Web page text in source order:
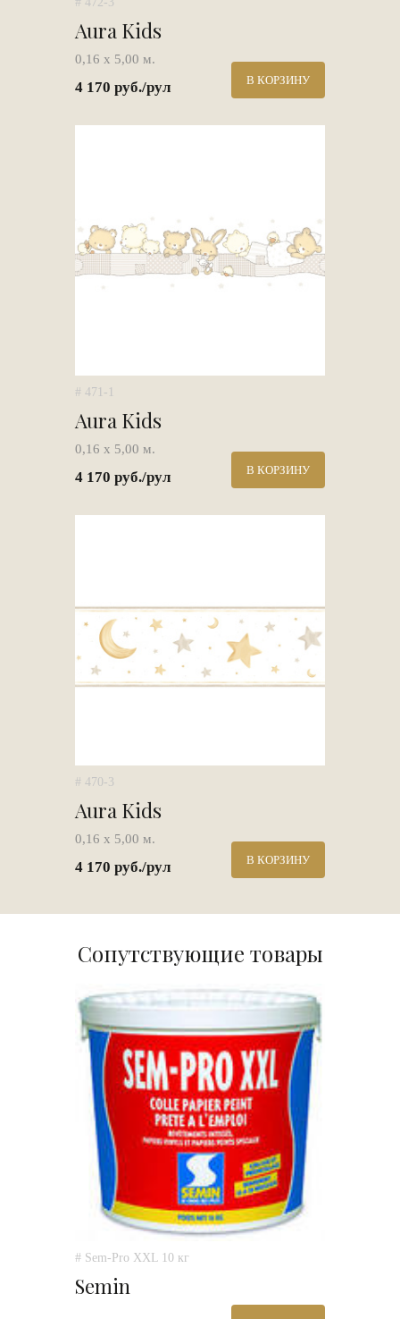
Aura Kids
0,16 х 5,00 м.
4 170 руб./рул В КОРЗИНУ
# 471-1
Aura Kids
0,16 х 5,00 м.
4 170 руб./рул В КОРЗИНУ
# 470-3
Aura Kids
0,16 х 5,00 м.
4 170 руб./рул В КОРЗИНУ
Сопутствующие товары
# Sem-Pro XXL 10 кг
Semin